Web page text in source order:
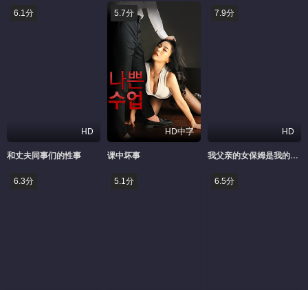
6.1分
HD
和丈夫同事们的性事
5.7分
HD中字
课中坏事
7.9分
HD
我父亲的女保姆是我的首选
6.3分 5.1分 6.5分